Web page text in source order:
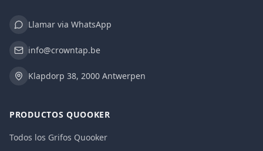
Llamar via WhatsApp
info@crowntap.be
Klapdorp 38, 2000 Antwerpen
PRODUCTOS QUOOKER
Todos los Grifos Quooker